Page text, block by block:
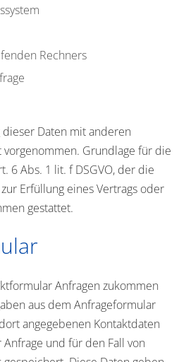
Rechners
Daten mit anderen
Grundlage für die
6 Abs. 1 lit. f DSGVO, der die
Erfüllung eines Vertrags oder
gestattet.
Anfragen zukommen
aus dem Anfrageformular
angegebenen Kontaktdaten
und für den Fall von